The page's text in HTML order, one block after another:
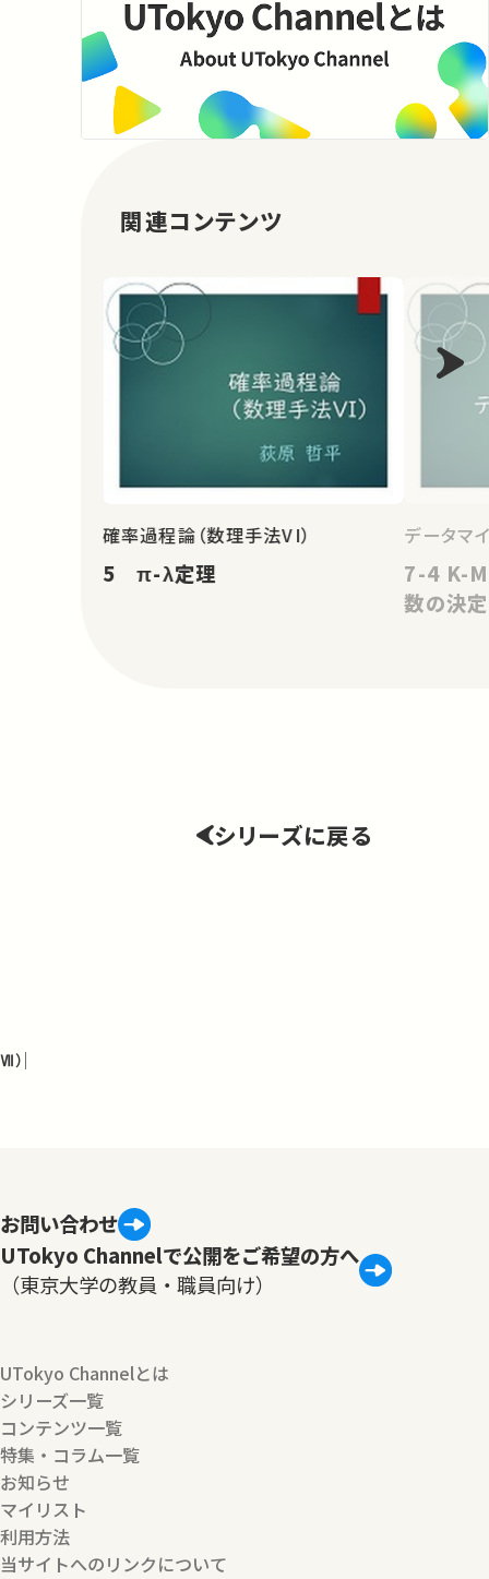
関連コンテンツ
確率過程論（数理手法VI）
5 π-λ定理
データマ
7-4 K-
数の決定
シリーズに戻る
）
お問い合わせ
UTokyo Channelで公開をご希望の方へ
（東京大学の教員・職員向け）
UTokyo Channelとは
シリーズ一覧
コンテンツ一覧
特集・コラム一覧
お知らせ
マイリスト
利用方法
当サイトへのリンクについて